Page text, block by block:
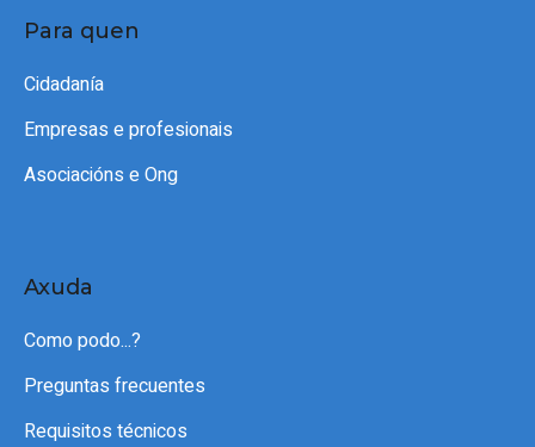
Para quen
Cidadanía
Empresas e profesionais
Asociacións e Ong
Axuda
Como podo...?
Preguntas frecuentes
Requisitos técnicos